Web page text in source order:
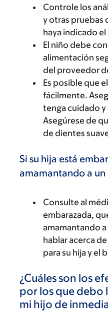
Controle los
y otras pruebas
haya indicado
El niño debe
alimentación
del proveedor
Es posible que
fácilmente.
tenga cuidado
Asegúrese de
de dientes
Si su hija está
amamantando a un
Consulte al
embarazada,
amamantando
hablar acerca
para su hija y el
¿Cuáles son los
por los que debo
mi hijo de